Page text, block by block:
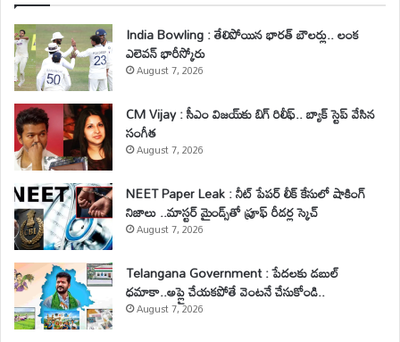
India Bowling : తేలిపోయిన భారత్ బౌలర్లు.. లంక
ఎలెవన్ భారీస్కోరు
August 7, 2026
CM Vijay : సీఎం విజయ్‌కు బిగ్ రిలీఫ్.. బ్యాక్ స్టెప్ వేసిన
సంగీత
August 7, 2026
NEET Paper Leak : నీట్ పేపర్ లీక్ కేసులో షాకింగ్
నిజాలు ..మాస్టర్ మైండ్స్‌తో ప్రూఫ్ రీడర్ల స్కెచ్
August 7, 2026
Telangana Government : పేదలకు డబుల్
ధమాకా..అప్లై చేయకపోతే వెంటనే చేసుకోండి..
August 7, 2026